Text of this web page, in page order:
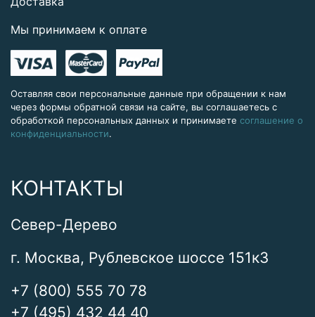
Мы принимаем к оплате
Оставляя свои персональные данные при обращении к нам
через формы обратной связи на сайте, вы соглашаетесь с
обработкой персональных данных и принимаете соглашение о
конфиденциальности.
КОНТАКТЫ
Север-Дерево
г. Москва, Рублевское шоссе 151к3
+7 (800) 555 70 78
+7 (495) 432 44 40